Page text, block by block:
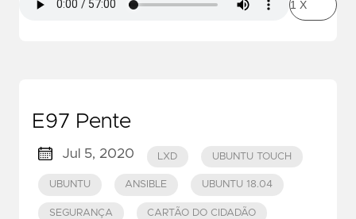
E97 Pente
Jul 5, 2020 LXD UBUNTU TOUCH
UBUNTU ANSIBLE UBUNTU 18.04
SEGURANÇA CARTÃO DO CIDADÃO